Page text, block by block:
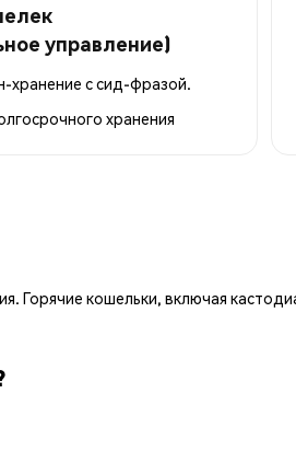
управление)
хранение с сид-фразой.
хранения
кошельки, включая